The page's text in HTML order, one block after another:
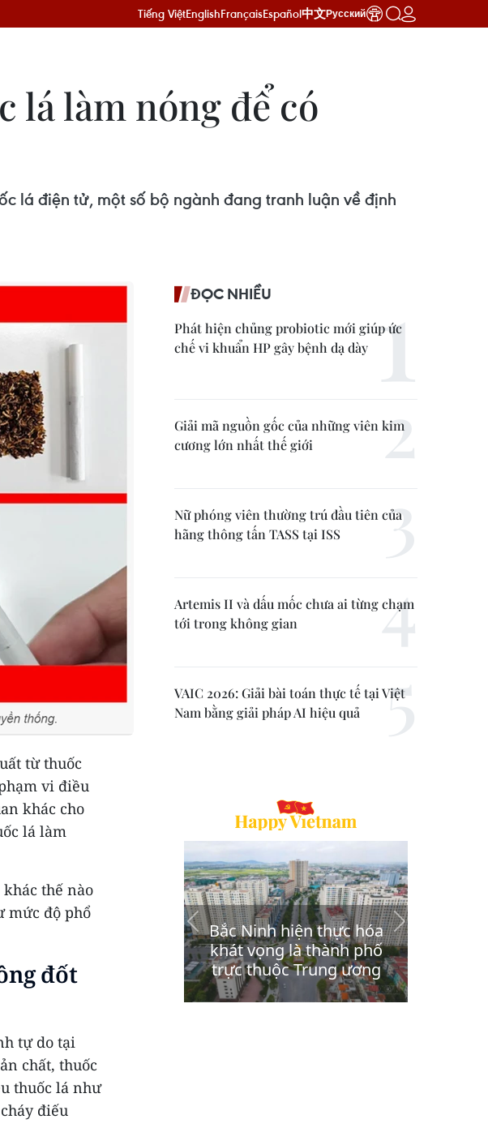
Tiếng ViệtEnglishFrançaisEspañol中文Русский
lá làm nóng để có
lá điện tử, một số bộ ngành đang tranh luận về định
từ thuốc
vi điều
khác cho
lá làm
thế nào
mức độ phổ
đốt
tự do tại
chất, thuốc
thuốc lá như
điếu
ĐỌC NHIỀU
Phát hiện chủng probiotic mới giúp ức
chế vi khuẩn HP gây bệnh dạ dày
Giải mã nguồn gốc của những viên kim
cương lớn nhất thế giới
Nữ phóng viên thường trú đầu tiên của
hãng thông tấn TASS tại ISS
Artemis II và dấu mốc chưa ai từng chạm
tới trong không gian
VAIC 2026: Giải bài toán thực tế tại Việt
Nam bằng giải pháp AI hiệu quả